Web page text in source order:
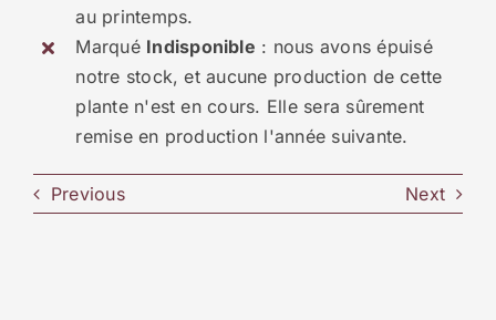
au printemps.
Marqué Indisponible : nous avons épuisé
notre stock, et aucune production de cette
plante n'est en cours. Elle sera sûrement
remise en production l'année suivante.
Previous Next